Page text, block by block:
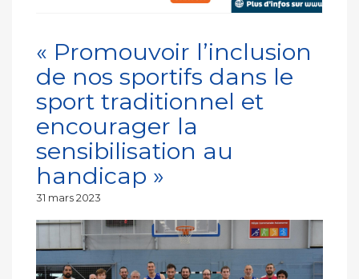
« Promouvoir l’inclusion
de nos sportifs dans le
sport traditionnel et
encourager la
sensibilisation au
handicap »
Publié
31 mars 2023